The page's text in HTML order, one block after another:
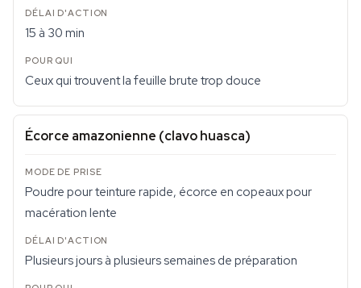
15 à 30 min
Ceux qui trouvent la feuille brute trop douce
Écorce amazonienne (clavo huasca)
Poudre pour teinture rapide, écorce en copeaux pour
macération lente
Plusieurs jours à plusieurs semaines de préparation